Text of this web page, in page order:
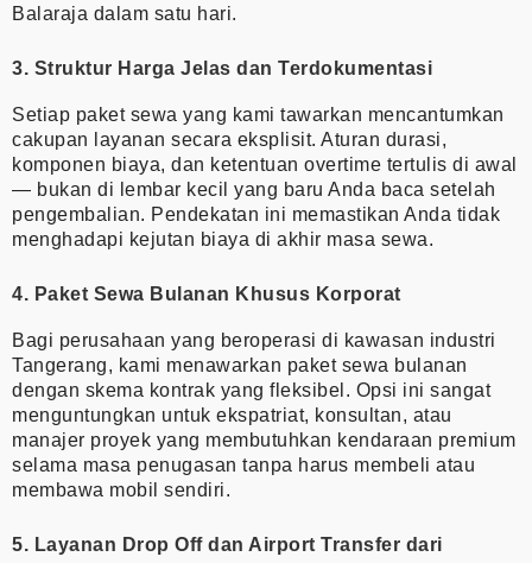
Balaraja dalam satu hari.
3. Struktur Harga Jelas dan Terdokumentasi
Setiap paket sewa yang kami tawarkan mencantumkan
cakupan layanan secara eksplisit. Aturan durasi,
komponen biaya, dan ketentuan overtime tertulis di awal
— bukan di lembar kecil yang baru Anda baca setelah
pengembalian. Pendekatan ini memastikan Anda tidak
menghadapi kejutan biaya di akhir masa sewa.
4. Paket Sewa Bulanan Khusus Korporat
Bagi perusahaan yang beroperasi di kawasan industri
Tangerang, kami menawarkan paket sewa bulanan
dengan skema kontrak yang fleksibel. Opsi ini sangat
menguntungkan untuk ekspatriat, konsultan, atau
manajer proyek yang membutuhkan kendaraan premium
selama masa penugasan tanpa harus membeli atau
membawa mobil sendiri.
5. Layanan Drop Off dan Airport Transfer dari